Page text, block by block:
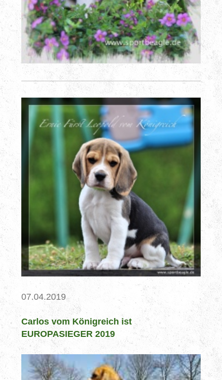
07.04.2019
Carlos vom Königreich ist
EUROPASIEGER 2019